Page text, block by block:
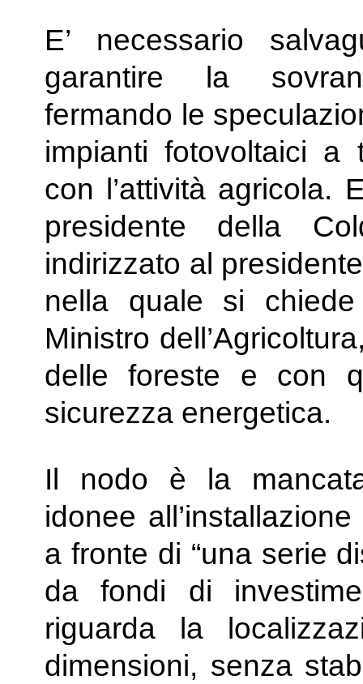
E’ necessario
garantire la
fermando le
impianti fotovoltaici a
con l’attività agricola.
presidente della
indirizzato al
nella quale si
Ministro
delle foreste e con
sicurezza energetica.
Il nodo è la
idonee
a fronte di “una serie
da fondi di
riguarda la
dimensioni, senza